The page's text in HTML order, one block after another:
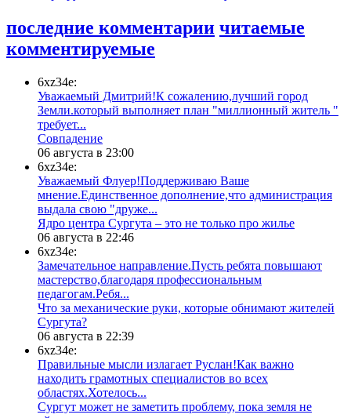
последние комментарии читаемые
комментируемые
6xz34e:
Уважаемый Дмитрий!К сожалению,лучший город
Земли.который выполняет план "миллионный житель "
требует...
​Совпадение
06 августа в 23:00
6xz34e:
Уважаемый Флуер!Поддерживаю Ваше
мнение.Единственное дополнение,что администрация
выдала свою "друже...
​Ядро центра Сургута ‒ это не только про жилье
06 августа в 22:46
6xz34e:
Замечательное направление.Пусть ребята повышают
мастерство,благодаря профессиональным
педагогам.Ребя...
​Что за механические руки, которые обнимают жителей
Сургута?
06 августа в 22:39
6xz34e:
Правильные мысли излагает Руслан!Как важно
находить грамотных специалистов во всех
областях.Хотелось...
Сургут может не заметить проблему, пока земля не